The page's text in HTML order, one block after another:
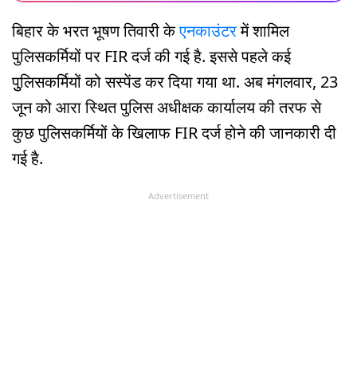
बिहार के भरत भूषण तिवारी केएनकाउंटरमें शामिल
पुलिसकर्मियों पर FIR दर्ज की गई है. इससे पहले कई
पुुलिसकर्मियों को सस्पेंड कर दिया गया था. अब मंगलवार, 23
जून को आरा स्थित पुलिस अधीक्षक कार्यालय की तरफ से
कुछ पुलिसकर्मियों के खिलाफ FIR दर्ज होने की जानकारी दी
गई है.
Advertisement